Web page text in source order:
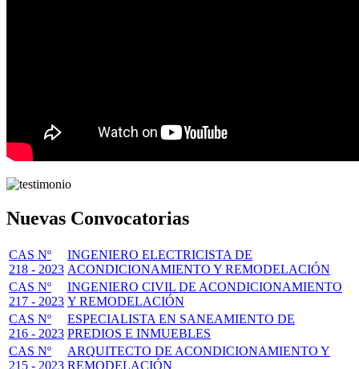
Nuevas Convocatorias
CAS Nº
218 - 2023
INGENIERO ELECTRICISTA DE
ACONDICIONAMIENTO Y REMODELACIÓN
CAS Nº
217 - 2023
INGENIERO CIVIL DE ACONDICIONAMIENTO
Y REMODELACIÓN
CAS Nº
216 - 2023
ESPECIALISTA EN SANEAMIENTO DE
PREDIOS E INMUEBLES
CAS Nº
215 - 2023
ARQUITECTO DE ACONDICIONAMIENTO Y
REMODELACIÓN